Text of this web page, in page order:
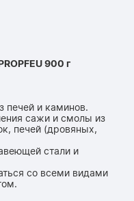
900 г
печей и каминов.
сажи и смолы из
печей (дровяных,
стали и
со всеми видами